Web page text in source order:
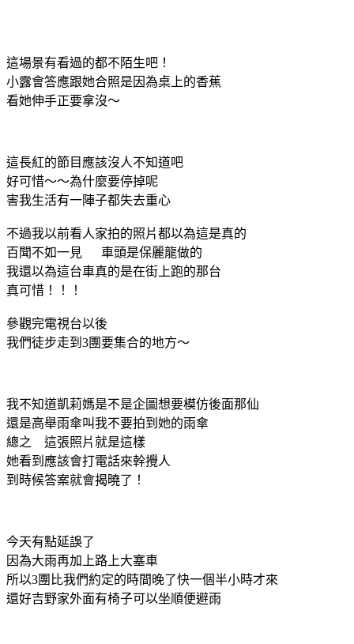
這場景有看過的都不陌生吧！
小露會答應跟她合照是因為桌上的香蕉
看她伸手正要拿沒～
這長紅的節目應該沒人不知道吧
好可惜～～為什麼要停掉呢
害我生活有一陣子都失去重心
不過我以前看人家拍的照片都以為這是真的
百聞不如一見 車頭是保麗龍做的
我還以為這台車真的是在街上跑的那台
真可惜！！！
參觀完電視台以後
我們徒步走到3團要集合的地方～
我不知道凱莉媽是不是企圖想要模仿後面那仙
還是高舉雨傘叫我不要拍到她的雨傘
總之 這張照片就是這樣
她看到應該會打電話來幹攪人
到時候答案就會揭曉了！
今天有點延誤了
因為大雨再加上路上大塞車
所以3團比我們約定的時間晚了快一個半小時才來
還好吉野家外面有椅子可以坐順便避雨